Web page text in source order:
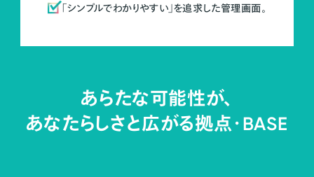
「シンプルでわかりやすい」を追求した管理画面。
あらたな可能性が、
あなたらしさと広がる拠点・BASE